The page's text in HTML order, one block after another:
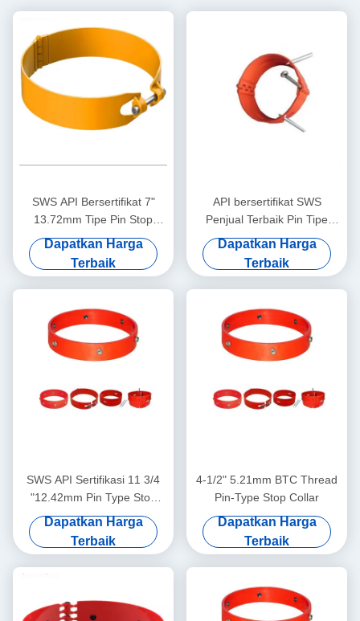
SWS API Bersertifikat 7"
13.72mm Tipe Pin Stop
Collar Garansi 1 Tahun
untuk Aplikasi Centralizer
Casing Minyak & Gas
Dapatkan Harga
Terbaik
API bersertifikat SWS
Penjual Terbaik Pin Tipe
Stop Collar 7 5/8 " 7.62mm1
Tahun Garansi Minyak &
Gas Casing Centralizer Tool
Dapatkan Harga
Terbaik
SWS API Sertifikasi 11 3/4
"12.42mm Pin Type Stop
Collar 1 Tahun Garansi
untuk Aplikasi Oil & Gas
Casing Centralizer
Dapatkan Harga
Terbaik
4-1/2" 5.21mm BTC Thread
Pin-Type Stop Collar
Dapatkan Harga
Terbaik